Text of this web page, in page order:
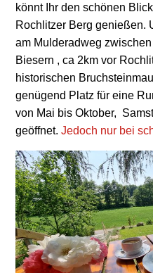
könnt Ihr den schönen
Rochlitzer Berg genießen.
am Mulderadweg
Biesern , ca 2km vor
historischen
genügend Platz für eine
von Mai bis Oktober,
geöffnet.Jedoch nur bei